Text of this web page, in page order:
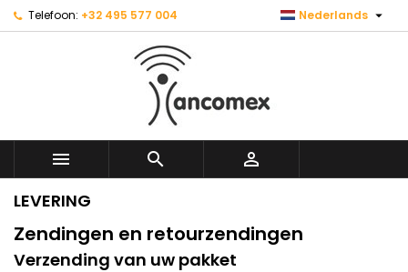
Telefoon: +32 495 577 004 Nederlands 
  
LEVERING
Zendingen en retourzendingen
Verzending van uw pakket